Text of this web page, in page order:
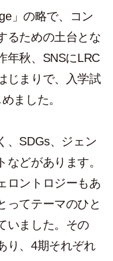
」の略で、コン
るための土台とな
年秋、SNSにLRC
じまりで、入学試
ました。
、SDGs、ジェン
どがあります。
ロントロジーもあ
ってテーマのひと
いました。その
り、4期それぞれ